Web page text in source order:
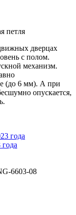
петля
дверцах
с полом.
механизм.
(до 6 мм). А при
опускается,
6603-08